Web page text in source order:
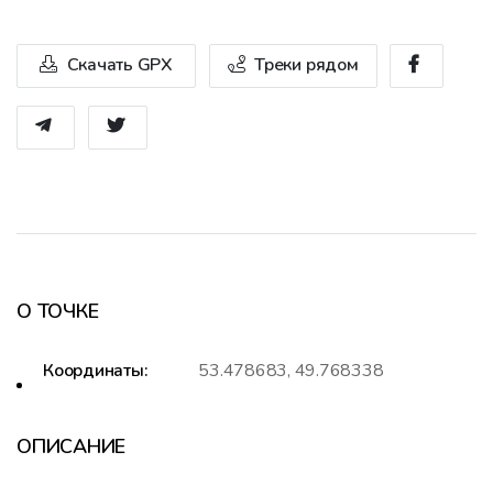
Скачать GPX Треки рядом
О ТОЧКЕ
Координаты: 53.478683, 49.768338
ОПИСАНИЕ